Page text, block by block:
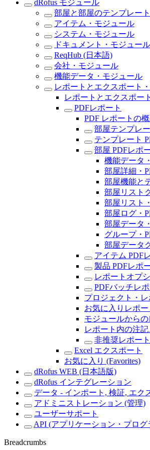
dRofus モジュール
部屋と部屋のテンプレー
アイテム・モジュール
システム・モジュール
ドキュメント・モジュール
ReqHub (日本語)
会社・モジュール
機能データ・モジュール
レポートとエクスポート
レポートとエクスポー
PDFレポート
PDF レポートの
部屋テンプレ
テンプレート
部屋 PDFレポ
機能データ
部屋詳細・
部屋機能と
部屋リスト
部屋リスト
部屋ログ・
部屋データ
グループ・
部屋データ
アイテム PDF
製品 PDFレポ
レポートオプ
PDFバッチレポ
プロジェクト・レ
お気に入りレポー
モジュールからの
レポート内の注
非推奨レポート
Excel エクスポート
お気に入り (Favorites)
dRofus WEB (日本語版)
dRofus インテグレーション
データ - インポート, 検証, エク
アドミニストレーション (管理)
ユーザーサポート
API (アプリケーション・プロ
Breadcrumbs